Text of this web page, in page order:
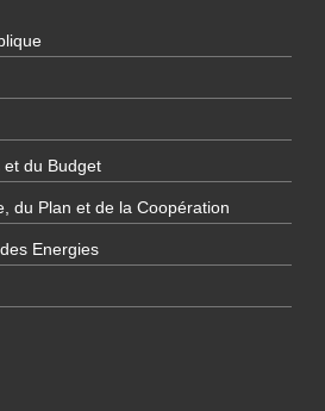
et du Budget
du Plan et de la Coopération
Energies